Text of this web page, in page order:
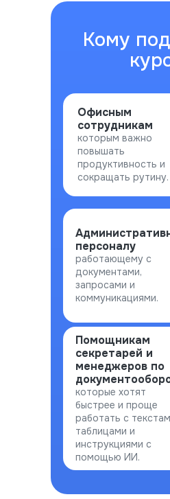
Кому
персоналу
работающему с
документами,
запросами и
коммуникациями.
Офисным
сотрудникам
которым важно
повышать
продуктивность и
сокращать рутину.
Помощникам
секретарей и
менеджеров по
которые хотят
быстрее и проще
работать с
таблицами и
инструкциями с
помощью ИИ.